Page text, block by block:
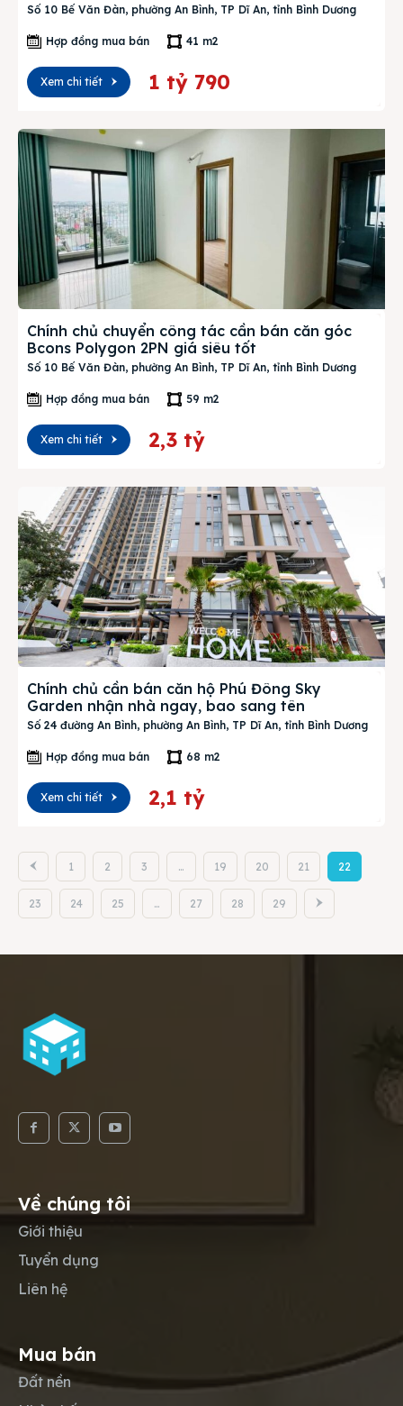
Số 10 Bế Văn Đàn, phường An Bình, TP Dĩ An, tỉnh Bình Dương
Hợp đồng mua bán 41 m2
Xem chi tiết 1 tỷ 790
Chính chủ chuyển công tác cần bán căn góc
Bcons Polygon 2PN giá siêu tốt
Số 10 Bế Văn Đàn, phường An Bình, TP Dĩ An, tỉnh Bình Dương
Hợp đồng mua bán 59 m2
Xem chi tiết 2,3 tỷ
Chính chủ cần bán căn hộ Phú Đông Sky
Garden nhận nhà ngay, bao sang tên
Số 24 đường An Bình, phường An Bình, TP Dĩ An, tỉnh Bình Dương
Hợp đồng mua bán 68 m2
Xem chi tiết 2,1 tỷ
1 2 3 … 19 20 21 22
23 24 25 … 27 28 29
Về chúng tôi
Giới thiệu
Tuyển dụng
Liên hệ
Mua bán
Đất nền